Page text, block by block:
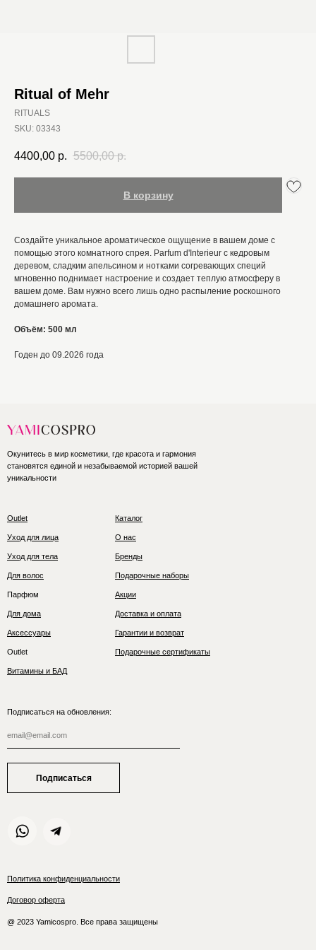
Ritual of Mehr
RITUALS
SKU: 03343
4400,00 р. 5500,00 р.
В корзину
Создайте уникальное ароматическое ощущение в вашем доме с
помощью этого комнатного спрея. Parfum d'Interieur с кедровым
деревом, сладким апельсином и нотками согревающих специй
мгновенно поднимает настроение и создает теплую атмосферу в
вашем доме. Вам нужно всего лишь одно распыление роскошного
домашнего аромата.
Объём: 500 мл
Годен до 09.2026 года
Outlet
Окунитесь в мир косметики, где красота и гармония
становятся единой и незабываемой историей вашей
уникальности
Политика конфиденциальности
Договор оферта
@ 2023 Yamicospro. Все права защищены
Уход для лица
Уход для тела
Для волос
Парфюм
Для дома
Аксессуары
Outlet
Витамины и БАД
Каталог
О нас
Бренды
Подарочные наборы
Акции
Доставка и оплата
Гарантии и возврат
Подарочные сертификаты
Подписаться на обновления:
Подписаться